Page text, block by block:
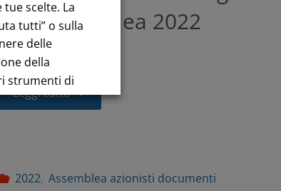
2022
Marzo 22, 2022
Leggi tutto
2022, Assemblea azionisti documenti
scelte. La
tutti” o sulla
delle
della
strumenti di